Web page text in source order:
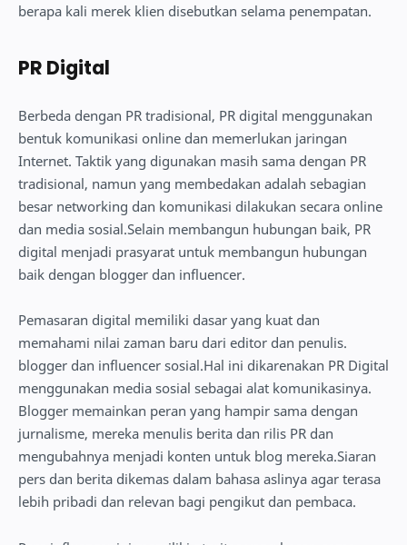
berapa kali merek klien disebutkan selama penempatan.
PR Digital
Berbeda dengan PR tradisional, PR digital menggunakan
bentuk komunikasi online dan memerlukan jaringan
Internet. Taktik yang digunakan masih sama dengan PR
tradisional, namun yang membedakan adalah sebagian
besar networking dan komunikasi dilakukan secara online
dan media sosial.Selain membangun hubungan baik, PR
digital menjadi prasyarat untuk membangun hubungan
baik dengan blogger dan influencer.
Pemasaran digital memiliki dasar yang kuat dan
memahami nilai zaman baru dari editor dan penulis.
blogger dan influencer sosial.Hal ini dikarenakan PR Digital
menggunakan media sosial sebagai alat komunikasinya.
Blogger memainkan peran yang hampir sama dengan
jurnalisme, mereka menulis berita dan rilis PR dan
mengubahnya menjadi konten untuk blog mereka.Siaran
pers dan berita dikemas dalam bahasa aslinya agar terasa
lebih pribadi dan relevan bagi pengikut dan pembaca.